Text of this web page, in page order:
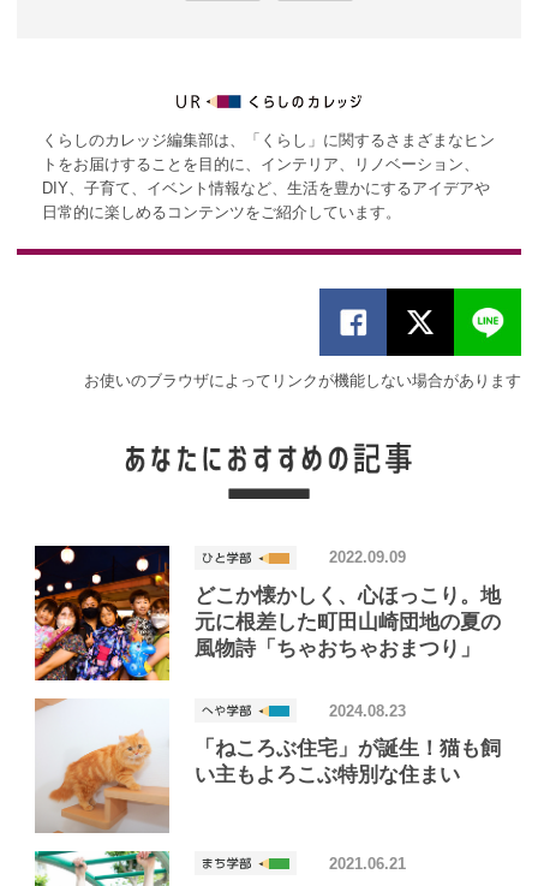
くらしのカレッジ編集部は、「くらし」に関するさまざまなヒン
トをお届けすることを目的に、インテリア、リノベーション、
DIY、子育て、イベント情報など、生活を豊かにするアイデアや
日常的に楽しめるコンテンツをご紹介しています。
お使いのブラウザによってリンクが機能しない場合があります
どこか懐かしく、心ほっこり。地
元に根差した町田山崎団地の夏の
風物詩「ちゃおちゃおまつり」
2022.09.09
「ねころぶ住宅」が誕生！猫も飼
い主もよろこぶ特別な住まい
2024.08.23
2021.06.21